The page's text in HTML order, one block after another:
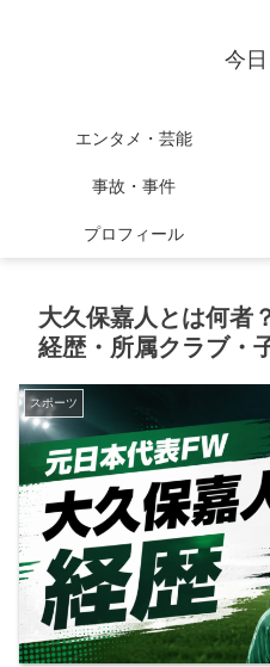
今
エンタメ・芸能
事故・事件
プロフィール
大久保嘉人とは何者
経歴・所属クラブ・
スポーツ